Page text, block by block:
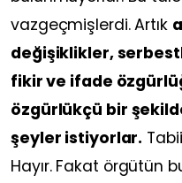
vazgeçmişlerdi. Artık
değişiklikler,
fikir ve ifade
özgürlükçü bir
şeyler istiyorlar.
Hayır. Fakat örgütün